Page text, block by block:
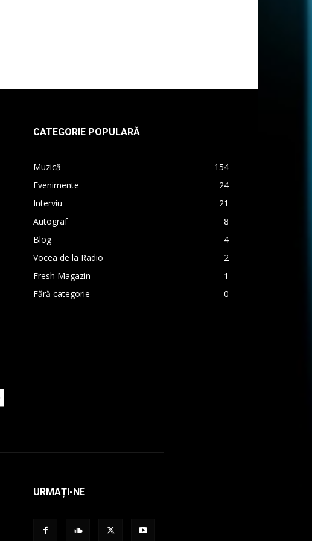
CATEGORIE POPULARĂ
Muzică
154
Evenimente
24
Interviu
21
Autograf
8
Blog
4
Vocea de la Radio
2
Fresh Magazin
1
Fără categorie
0
URMAȚI-NE